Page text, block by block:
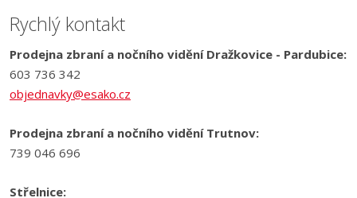
se
nepodařilo
odeslat.
Rychlý kontakt
Prodejna zbraní a nočního vidění Dražkovice - Pardubice:
603 736 342
objednavky@esako.cz
Prodejna zbraní a nočního vidění Trutnov:
739 046 696
Střelnice: